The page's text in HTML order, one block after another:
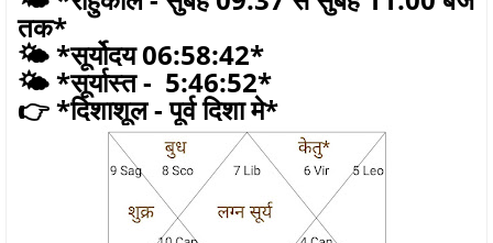
तक*
🌤️ *सूर्योदय 06:58:42*
🌤️ *सूर्यास्त - 5:46:52*
👉 *दिशाशूल - पूर्व दिशा मे*